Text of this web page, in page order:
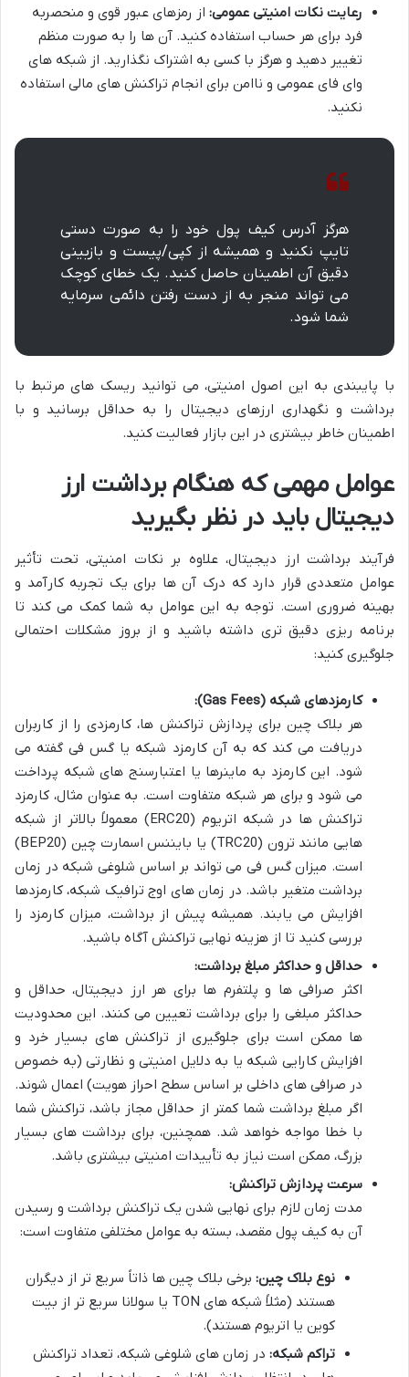
رعایت نکات امنیتی عمومی: از رمزهای عبور قوی و منحصربه
فرد برای هر حساب استفاده کنید. آن ها را به صورت منظم
تغییر دهید و هرگز با کسی به اشتراک نگذارید. از شبکه های
وای فای عمومی و ناامن برای انجام تراکنش های مالی استفاده
نکنید.
هرگز آدرس کیف پول خود را به صورت دستی
تایپ نکنید و همیشه از کپی/پیست و بازبینی
دقیق آن اطمینان حاصل کنید. یک خطای کوچک
می تواند منجر به از دست رفتن دائمی سرمایه
شما شود.
با پایبندی به این اصول امنیتی، می توانید ریسک های مرتبط با
برداشت و نگهداری ارزهای دیجیتال را به حداقل برسانید و با
اطمینان خاطر بیشتری در این بازار فعالیت کنید.
عوامل مهمی که هنگام برداشت ارز
دیجیتال باید در نظر بگیرید
فرآیند برداشت ارز دیجیتال، علاوه بر نکات امنیتی، تحت تأثیر
عوامل متعددی قرار دارد که درک آن ها برای یک تجربه کارآمد و
بهینه ضروری است. توجه به این عوامل به شما کمک می کند تا
برنامه ریزی دقیق تری داشته باشید و از بروز مشکلات احتمالی
جلوگیری کنید:
کارمزدهای شبکه (Gas Fees):
هر بلاک چین برای پردازش تراکنش ها، کارمزدی را از کاربران
دریافت می کند که به آن کارمزد شبکه یا گس فی گفته می
شود. این کارمزد به ماینرها یا اعتبارسنج های شبکه پرداخت
می شود و برای هر شبکه متفاوت است. به عنوان مثال، کارمزد
تراکنش ها در شبکه اتریوم (ERC20) معمولاً بالاتر از شبکه
هایی مانند ترون (TRC20) یا بایننس اسمارت چین (BEP20)
است. میزان گس فی می تواند بر اساس شلوغی شبکه در زمان
برداشت متغیر باشد. در زمان های اوج ترافیک شبکه، کارمزدها
افزایش می یابند. همیشه پیش از برداشت، میزان کارمزد را
بررسی کنید تا از هزینه نهایی تراکنش آگاه باشید.
حداقل و حداکثر مبلغ برداشت:
اکثر صرافی ها و پلتفرم ها برای هر ارز دیجیتال، حداقل و
حداکثر مبلغی را برای برداشت تعیین می کنند. این محدودیت
ها ممکن است برای جلوگیری از تراکنش های بسیار خرد و
افزایش کارایی شبکه یا به دلایل امنیتی و نظارتی (به خصوص
در صرافی های داخلی بر اساس سطح احراز هویت) اعمال شوند.
اگر مبلغ برداشت شما کمتر از حداقل مجاز باشد، تراکنش شما
با خطا مواجه خواهد شد. همچنین، برای برداشت های بسیار
بزرگ، ممکن است نیاز به تأییدات امنیتی بیشتری باشد.
سرعت پردازش تراکنش:
مدت زمان لازم برای نهایی شدن یک تراکنش برداشت و رسیدن
آن به کیف پول مقصد، بسته به عوامل مختلفی متفاوت است:
نوع بلاک چین: برخی بلاک چین ها ذاتاً سریع تر از دیگران
هستند (مثلاً شبکه های TON یا سولانا سریع تر از بیت
کوین یا اتریوم هستند).
تراکم شبکه: در زمان های شلوغی شبکه، تعداد تراکنش